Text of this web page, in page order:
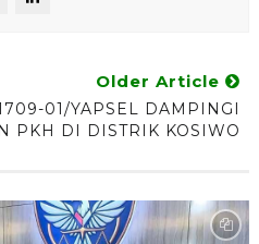
Older Article
01/YAPSEL DAMPINGI
PKH DI DISTRIK KOSIWO